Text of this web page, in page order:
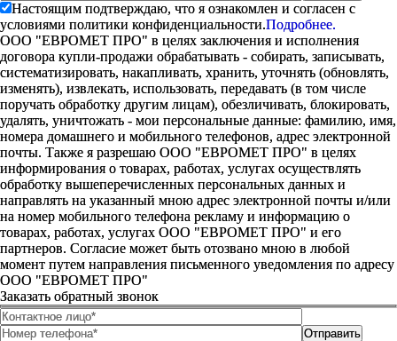
Настоящим подтверждаю, что я ознакомлен и согласен с
условиями политики конфиденциальности.Подробнее.
ООО "ЕВРОМЕТ ПРО" в целях заключения и исполнения
договора купли-продажи обрабатывать - собирать, записывать,
систематизировать, накапливать, хранить, уточнять (обновлять,
изменять), извлекать, использовать, передавать (в том числе
поручать обработку другим лицам), обезличивать, блокировать,
удалять, уничтожать - мои персональные данные: фамилию, имя,
номера домашнего и мобильного телефонов, адрес электронной
почты. Также я разрешаю ООО "ЕВРОМЕТ ПРО" в целях
информирования о товарах, работах, услугах осуществлять
обработку вышеперечисленных персональных данных и
направлять на указанный мною адрес электронной почты и/или
на номер мобильного телефона рекламу и информацию о
товарах, работах, услугах ООО "ЕВРОМЕТ ПРО" и его
партнеров. Согласие может быть отозвано мною в любой
момент путем направления письменного уведомления по адресу
ООО "ЕВРОМЕТ ПРО"
Заказать обратный звонок